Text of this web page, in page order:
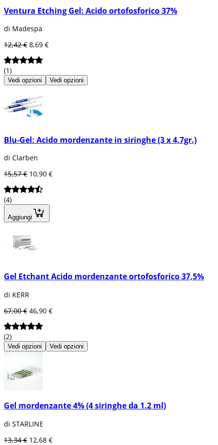
Ventura Etching Gel: Acido ortofosforico 37%
di Madespa
12,42 € 8,69 €
(1)
Vedi opzioni Vedi opzioni
Blu-Gel: Acido mordenzante in siringhe (3 x 4,7gr.)
di Clarben
15,57 € 10,90 €
(4)
Aggiungi
Gel Etchant Acido mordenzante ortofosforico 37,5%
di KERR
67,00 € 46,90 €
(2)
Vedi opzioni Vedi opzioni
Gel mordenzante 4% (4 siringhe da 1.2 ml)
di STARLINE
13,34 € 12,68 €